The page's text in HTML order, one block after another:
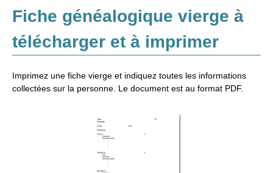
Généalogie et Histoire
Généalogie à l'étranger
Fiche généalogique vierge à
télécharger et à imprimer
Imprimez une fiche vierge et indiquez toutes les informations
collectées sur la personne. Le document est au format PDF.